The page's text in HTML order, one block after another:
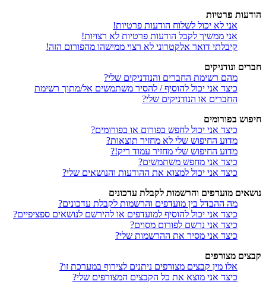
הודעות פרטיות
אני לא יכול לשלוח הודעות פרטיות!
אני ממשיך לקבל הודעות פרטיות לא רצויות!
קיבלתי דואר אלקטרוני לא רצוי ממישהו מהפורום הזה!
חברים ונודניקים
מהם רשימת החברים והנודניקים שלי?
כיצד אני יכול להוסיף / להסיר משתמשים אל/מתוך רשימת
החברים או הנודניקים שלי?
חיפוש בפורומים
כיצד אני יכול לחפש בפורום או בפורומים?
מדוע החיפוש שלי לא מחזיר תוצאות?
מדוע החיפוש שלי מחזיר עמוד ריק!?
כיצד אני מחפש משתמשים?
כיצד אני יכול למצוא את ההודעות והנושאים שלי?
נושאים מועדפים והרשמות לקבלת עדכונים
מה ההבדל בין מועדפים והרשמות לקבלת עדכונים?
כיצד אני יכול להוסיף למועדפים או להירשם לנושאים ספציפיים?
כיצד אני נרשם לפורום מסוים?
כיצד אני מסיר את ההרשמות שלי?
קבצים מצורפים
אלו מין קבצים מצורפים ניתנים לצירוף במערכת זו?
כיצד אני מוצא את כל הקבצים המצורפים שלי?